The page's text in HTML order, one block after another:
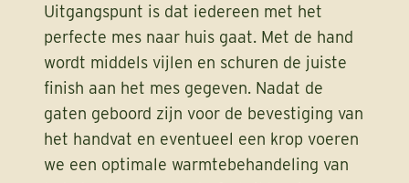
Uitgangspunt is dat iedereen met het
perfecte mes naar huis gaat. Met de hand
wordt middels vijlen en schuren de juiste
finish aan het mes gegeven. Nadat de
gaten geboord zijn voor de bevestiging van
het handvat en eventueel een krop voeren
we een optimale warmtebehandeling van